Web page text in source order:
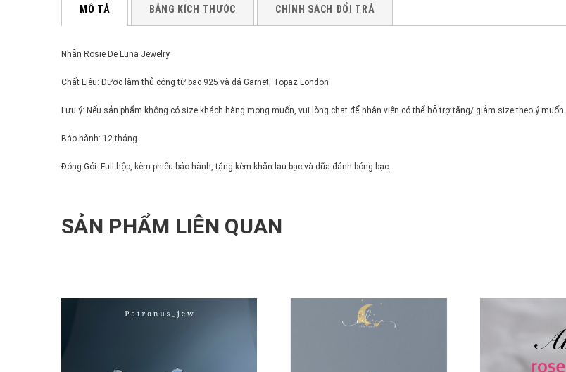
MÔ TẢ BẢNG KÍCH THƯỚC CHÍNH SÁCH ĐỔI TRẢ
Nhẫn Rosie De Luna Jewelry
Chất Liệu: Được làm thủ công từ bạc 925 và đá Garnet, Topaz London
Lưu ý: Nếu sản phẩm không có size khách hàng mong muốn, vui lòng chat để nhân viên có thể hỗ trợ tăng/ giảm size theo ý muốn.
Bảo hành: 12 tháng
Đóng Gói: Full hộp, kèm phiếu bảo hành, tặng kèm khăn lau bạc và dũa đánh bóng bạc.
SẢN PHẨM LIÊN QUAN